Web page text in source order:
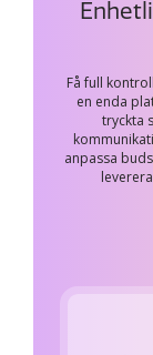
Få full
en enda
tryckta
anpassa